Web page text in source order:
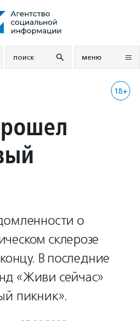
поиск меню
18+
о
склерозе
В последние
«Живи сейчас»
пикник».